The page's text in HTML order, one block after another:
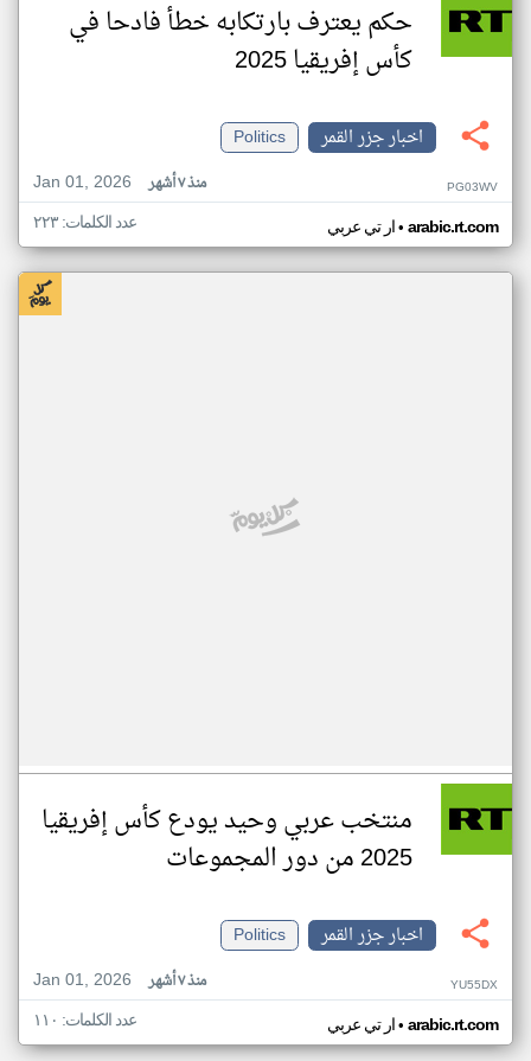
حكم يعترف بارتكابه خطأ فادحا في
كأس إفريقيا 2025
اخبار جزر القمر
Politics
Jan 01, 2026
منذ ٧ أشهر PG03WV
ار تي عربي• arabic.rt.com عدد الكلمات: ٢٢٣
منتخب عربي وحيد يودع كأس إفريقيا
2025 من دور المجموعات
اخبار جزر القمر
Politics
Jan 01, 2026
منذ ٧ أشهر YU55DX
ار تي عربي• arabic.rt.com عدد الكلمات: ١١٠